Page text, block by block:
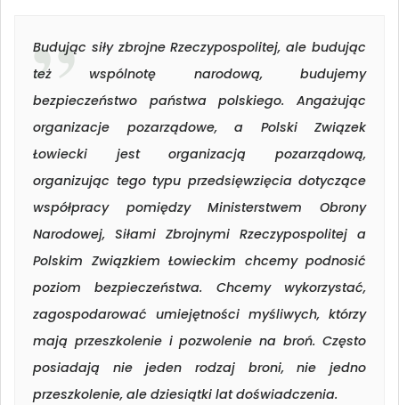
Budując siły zbrojne Rzeczypospolitej, ale budując
też wspólnotę narodową, budujemy
bezpieczeństwo państwa polskiego. Angażując
organizacje pozarządowe, a Polski Związek
Łowiecki jest organizacją pozarządową,
organizując tego typu przedsięwzięcia dotyczące
współpracy pomiędzy Ministerstwem Obrony
Narodowej, Siłami Zbrojnymi Rzeczypospolitej a
Polskim Związkiem Łowieckim chcemy podnosić
poziom bezpieczeństwa. Chcemy wykorzystać,
zagospodarować umiejętności myśliwych, którzy
mają przeszkolenie i pozwolenie na broń. Często
posiadają nie jeden rodzaj broni, nie jedno
przeszkolenie, ale dziesiątki lat doświadczenia.